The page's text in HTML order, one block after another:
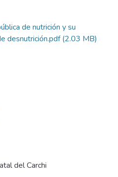
de nutrición y su
desnutrición.pdf(2.03 MB)
del Carchi